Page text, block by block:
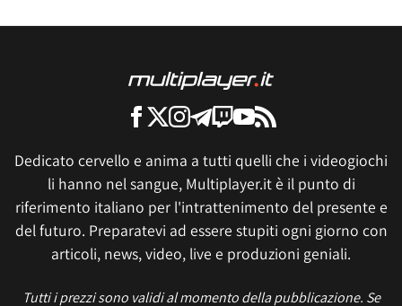
Dedicato cervello e anima a tutti quelli che i videogiochi
li hanno nel sangue, Multiplayer.it è il punto di
riferimento italiano per l'intrattenimento del presente e
del futuro. Preparatevi ad essere stupiti ogni giorno con
articoli, news, video, live e produzioni geniali.
Tutti i prezzi sono validi al momento della pubblicazione. Se